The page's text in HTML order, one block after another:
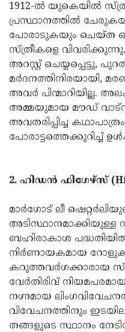
1912-ൽ യുകെയിൽ
പ്രസ്ഥാനത്തിൽ
പോരാടുകയും ചെയ്ത
സ്ത്രീകളെ
അറസ്റ്റ് ചെയ്യപ്പെട്ടു,
മർദനത്തിനിരയായി,
അവർ പിന്മാറിയില്ല.
അമ്മയുമായ മൗഡ്
അവതരിപ്പിച്ച
പോരാട്ടത്തെക്കുറിച്ച്
2. ഹിഡൻ ഫിഗേഴ്സ്
മാർഗോട് ലീ
അടിസ്ഥാനമാക്കിയുള്ള
ബഹിരാകാശ
നിർണായകമായ
കറുത്തവർഗക്കാരായ
വേർതിരിവ്
നഗ്നമായ
വിവേചനത്തിനും
തങ്ങളുടെ സ്ഥാനം